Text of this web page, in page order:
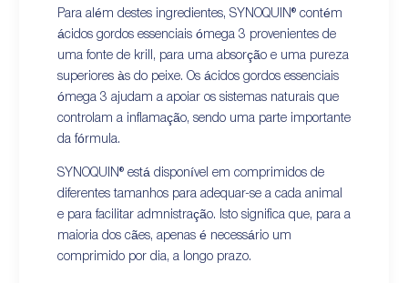
Para além destes ingredientes, SYNOQUIN® contém
ácidos gordos essenciais ómega 3 provenientes de
uma fonte de krill, para uma absorção e uma pureza
superiores às do peixe. Os ácidos gordos essenciais
ómega 3 ajudam a apoiar os sistemas naturais que
controlam a inflamação, sendo uma parte importante
da fórmula.
SYNOQUIN® está disponível em comprimidos de
diferentes tamanhos para adequar-se a cada animal
e para facilitar admnistração. Isto significa que, para a
maioria dos cães, apenas é necessário um
comprimido por dia, a longo prazo.